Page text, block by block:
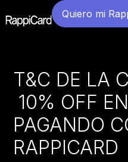
Quiero mi
T&C DE LA
10% OFF
PAGANDO
RAPPICARD